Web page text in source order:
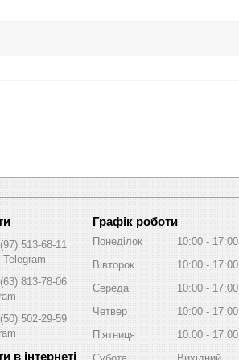
513-68-11
Telegram
813-78-06
502-29-59
Графік роботи
Понеділок 10:00
17:00
Вівторок
10:00
17:00
Середа
10:00
17:00
Четвер
10:00
17:00
Пʼятниця
10:00
17:00